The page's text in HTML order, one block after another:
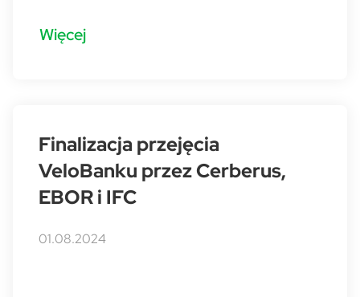
Więcej
Finalizacja przejęcia
VeloBanku przez Cerberus,
EBOR i IFC
01.08.2024